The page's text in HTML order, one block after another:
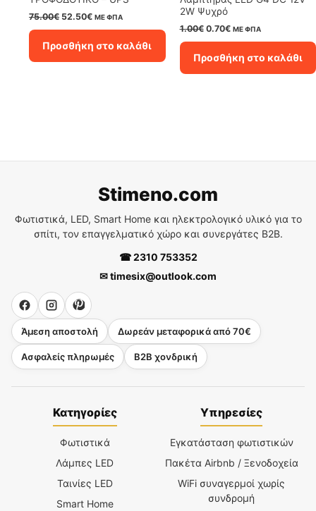
75.00€ Original
75.00€.
52.50€Η
είναι:
52.50€.
ΜΕ ΦΠΑ
Προσθήκη στο καλάθι
2W Ψυχρό
1.00€ Original
1.00€.
0.70€Η
είναι:
0.70€.
ΜΕ ΦΠΑ
Προσθήκη στο καλάθι
Stimeno.com
Φωτιστικά, LED, Smart Home και ηλεκτρολογικό υλικό για το
σπίτι, τον επαγγελματικό χώρο και συνεργάτες B2B.
☎ 2310 753352
✉ timesix@outlook.com
Άμεση αποστολή Δωρεάν μεταφορικά από 70€
Ασφαλείς πληρωμές B2B χονδρική
Κατηγορίες
Φωτιστικά
Λάμπες LED
Ταινίες LED
Smart Home
Υπηρεσίες
Εγκατάσταση φωτιστικών
Πακέτα Airbnb / Ξενοδοχεία
WiFi συναγερμοί χωρίς
συνδρομή